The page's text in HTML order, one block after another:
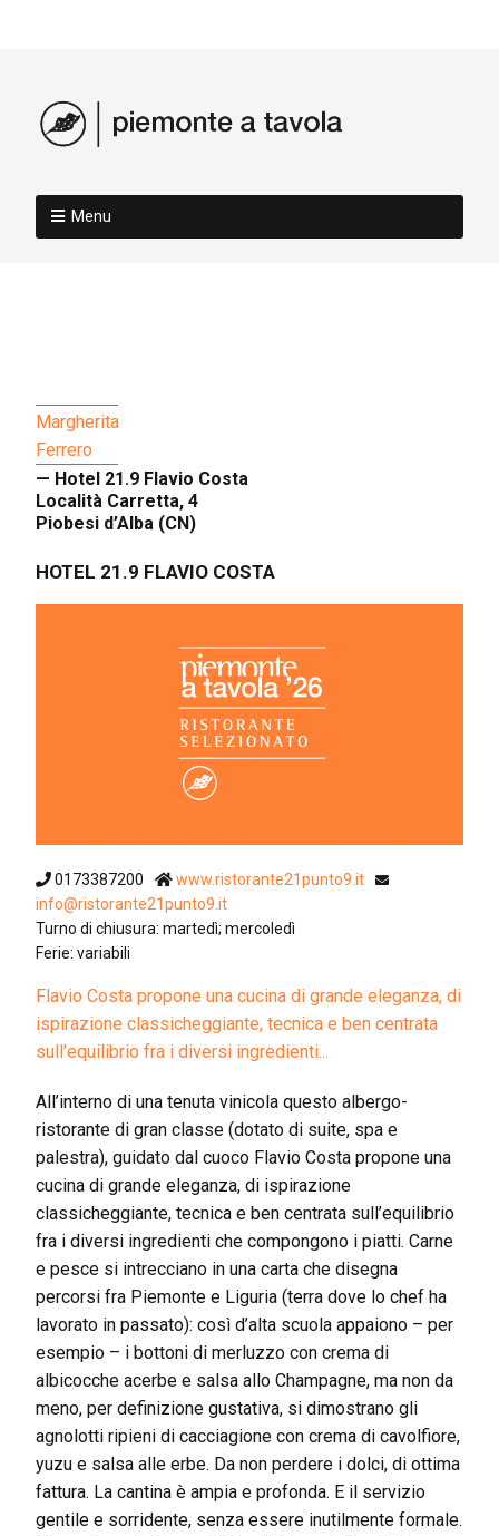
Menu
Margherita
Ferrero
— Hotel 21.9 Flavio Costa
Località Carretta, 4
Piobesi d’Alba (CN)
HOTEL 21.9 FLAVIO COSTA
0173387200
www.ristorante21punto9.it
info@ristorante21punto9.it
Turno di chiusura: martedì; mercoledì
Ferie: variabili
Flavio Costa propone una cucina di grande eleganza, di
ispirazione classicheggiante, tecnica e ben centrata
sull’equilibrio fra i diversi ingredienti...
All’interno di una tenuta vinicola questo albergo-
ristorante di gran classe (dotato di suite, spa e
palestra), guidato dal cuoco Flavio Costa propone una
cucina di grande eleganza, di ispirazione
classicheggiante, tecnica e ben centrata sull’equilibrio
fra i diversi ingredienti che compongono i piatti. Carne
e pesce si intrecciano in una carta che disegna
percorsi fra Piemonte e Liguria (terra dove lo chef ha
lavorato in passato): così d’alta scuola appaiono – per
esempio – i bottoni di merluzzo con crema di
albicocche acerbe e salsa allo Champagne, ma non da
meno, per definizione gustativa, si dimostrano gli
agnolotti ripieni di cacciagione con crema di cavolfiore,
yuzu e salsa alle erbe. Da non perdere i dolci, di ottima
fattura. La cantina è ampia e profonda. E il servizio
gentile e sorridente, senza essere inutilmente formale.